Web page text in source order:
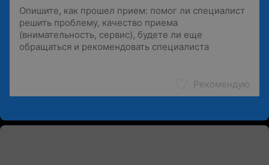
Рекомендую